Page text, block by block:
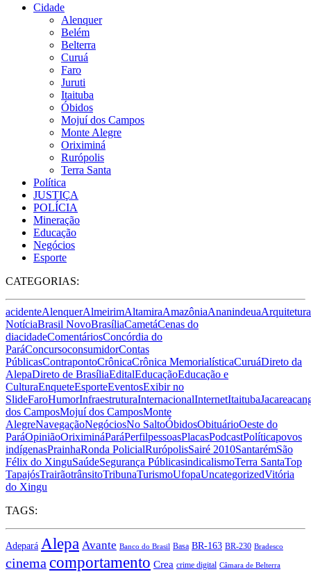
Cidade
Alenquer
Belém
Belterra
Curuá
Faro
Juruti
Itaituba
Óbidos
Mojuí dos Campos
Monte Alegre
Oriximiná
Rurópolis
Terra Santa
Política
JUSTIÇA
POLÍCIA
Mineração
Educação
Negócios
Esporte
CATEGORIAS:
acidenteAlenquerAlmeirimAltamiraAmazôniaAnanindeuaArquitetura
NotíciaBrasil NovoBrasíliaCametáCenas do
diacidadeComentáriosConcórdia do
ParáConcursoconsumidorContas
PúblicasContrapontoCrônicaCrônica MemorialísticaCuruáDireto da
AlepaDireto de BrasíliaEditalEducaçãoEducação e
CulturaEnqueteEsporteEventosExibir no
SlideFaroHumorInfraestruturaInternacionalInternetItaituba
dos CamposMojuí dos CamposMonte
AlegreNavegaçãoNegóciosNo SaltoÓbidosObituárioOeste do
ParáOpiniãoOriximináParáPerfilpessoasPlacasPodcastPolíticapovos
indígenasPrainhaRonda PolicialRurópolisSairé 2010SantarémSão
Félix do XinguSaúdeSegurança PúblicasindicalismoTerra SantaTop
TapajósTrairãotrânsitoTribunaTurismoUfopaUncategorizedVitória
do Xingu
TAGS:
Adepará Alepa Avante Banco do Brasil Basa BR-163 BR-230 Bradesco
cinema comportamento Crea crime digital Câmara de Belterra